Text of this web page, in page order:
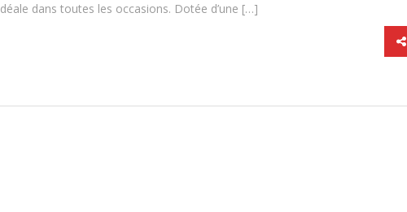
dans toutes les occasions. Dotée d’une […]